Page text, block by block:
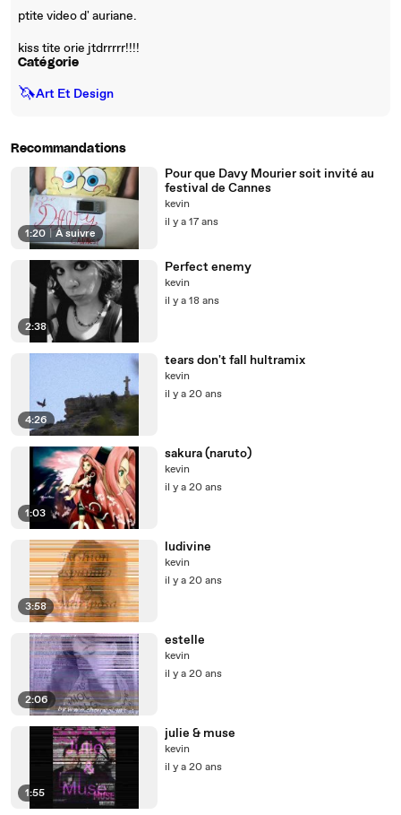
ptite video d' auriane.
kiss tite orie jtdrrrrr!!!!
Catégorie
🦄Art Et Design
Recommandations
1:20 À suivre
Pour que Davy Mourier soit invité au
festival de Cannes
kevin
il y a 17 ans
2:38
Perfect enemy
kevin
il y a 18 ans
4:26
tears don't fall hultramix
kevin
il y a 20 ans
1:03
sakura (naruto)
kevin
il y a 20 ans
3:58
ludivine
kevin
il y a 20 ans
2:06
estelle
kevin
il y a 20 ans
1:55
julie & muse
kevin
il y a 20 ans